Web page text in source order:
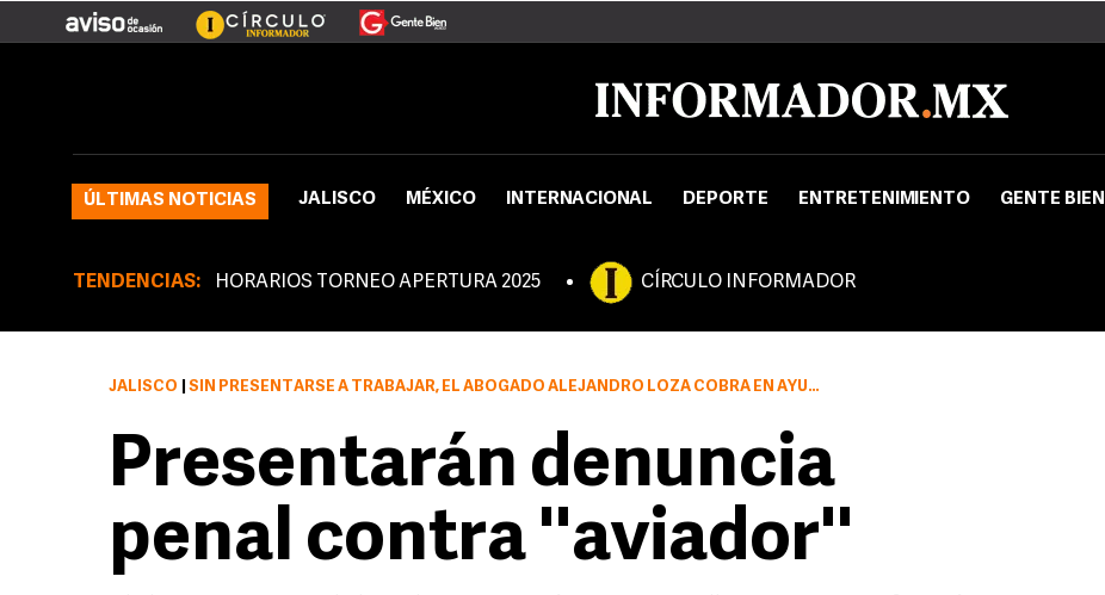
ÚLTIMAS NOTICIAS JALISCO MÉXICO INTERNACIONAL DEPORTE ENTRETENIMIENTO GENTE BIEN
TENDENCIAS: HORARIOS TORNEO APERTURA 2025 CÍRCULO INFORMADOR
JALISCO SIN PRESENTARSE A TRABAJAR, EL ABOGADO ALEJANDRO LOZA COBRA EN AYUNTAMIENTO DE TONALÁ
Presentarán denuncia
penal contra ''aviador''